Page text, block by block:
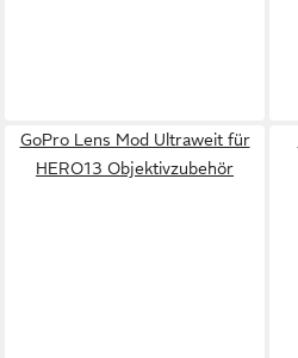
GoPro Lens Mod Ultraweit für
HERO13 Objektivzubehör